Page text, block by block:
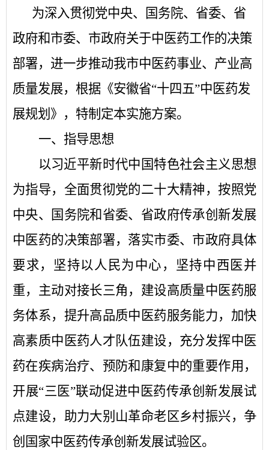
为深入贯彻党中央、国务院、省委、省
政府和市委、市政府关于中医药工作的决策
部署，进一步推动我市中医药事业、产业高
质量发展，根据《安徽省“十四五”中医药发
展规划》，特制定本实施方案。
一、指导思想
以习近平新时代中国特色社会主义思想
为指导，全面贯彻党的二十大精神，按照党
中央、国务院和省委、省政府传承创新发展
中医药的决策部署，落实市委、市政府具体
要求，坚持以人民为中心，坚持中西医并
重，主动对接长三角，建设高质量中医药服
务体系，提升高品质中医药服务能力，加快
高素质中医药人才队伍建设，充分发挥中医
药在疾病治疗、预防和康复中的重要作用，
开展“三医”联动促进中医药传承创新发展试
点建设，助力大别山革命老区乡村振兴，争
创国家中医药传承创新发展试验区。